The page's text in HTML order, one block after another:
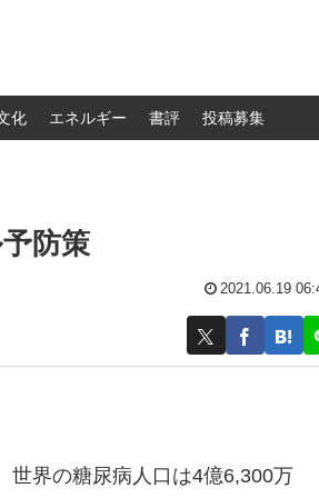
化 エネルギー 書評 投稿募集
防策
2021.06.19
世界の糖尿病人口は4億6,300万